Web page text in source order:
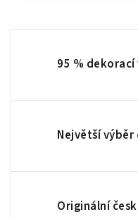
95 %
Největší
Originální